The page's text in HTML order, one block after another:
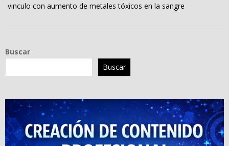
vinculo con aumento de metales tóxicos en la sangre
Buscar
Buscar